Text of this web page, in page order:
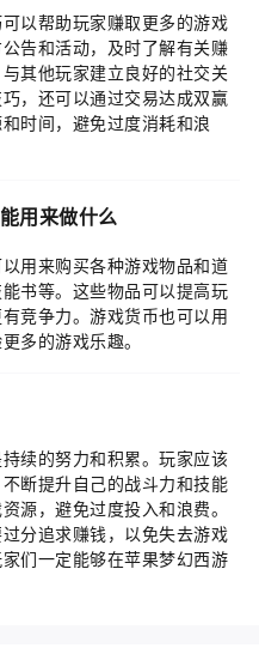
以帮助玩家赚取更多的游戏
告和活动，及时了解有关赚
其他玩家建立良好的社交关
，还可以通过交易达成双赢
时间，避免过度消耗和浪
用来做什么
用来购买各种游戏物品和道
书等。这些物品可以提高玩
竞争力。游戏货币也可以用
多的游戏乐趣。
续的努力和积累。玩家应该
断提升自己的战斗力和技能
源，避免过度投入和浪费。
分追求赚钱，以免失去游戏
们一定能够在苹果梦幻西游